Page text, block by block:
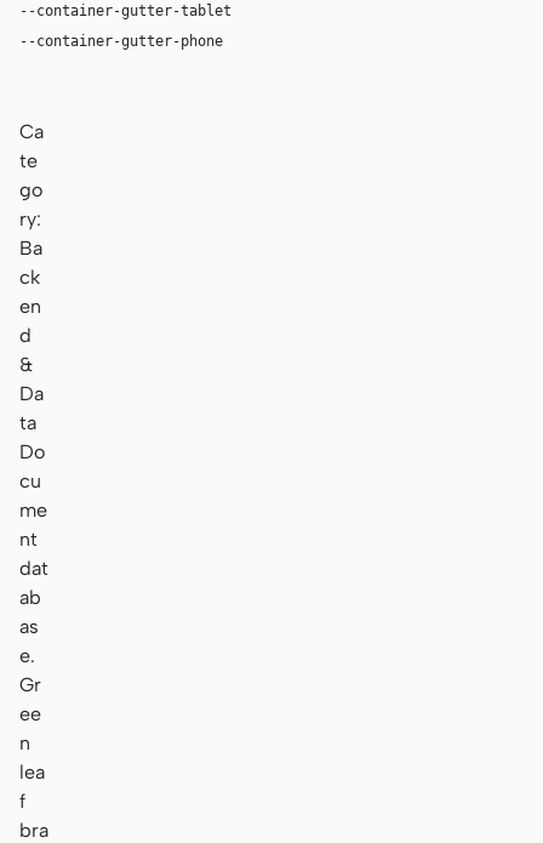
--container-gutter-tablet
--container-gutter-phone
Ca
te
go
ry:
Ba
ck
en
d
&
Da
ta
Do
cu
me
nt
dat
ab
as
e.
Gr
ee
n
lea
f
bra